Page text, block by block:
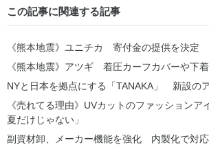
この記事に関連する記事
《熊本地震》ユニチカ 寄付金の提供を決定
《熊本地震》アツギ 着圧カーフカバーや下
NYと日本を拠点にする「TANAKA」 新設の
《売れてる理由》UVカットのファッション
夏だけじゃない」
副資材卸、メーカー機能を強化 内製化で対